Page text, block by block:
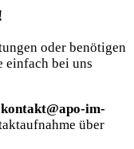
oder benötigen
einfach bei uns
kontakt@apo-im-
über